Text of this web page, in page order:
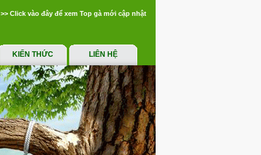
>> Click vào đây để xem Top gà mới cập nhật
KIẾN THỨC LIÊN HỆ